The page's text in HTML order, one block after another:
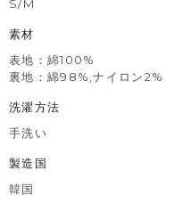
S/M
素材
表地：綿100%
裏地：綿98%,ナイロン2%
洗濯方法
手洗い
製造国
韓国